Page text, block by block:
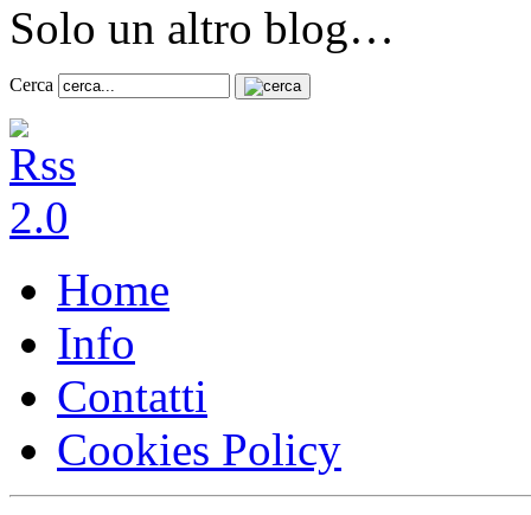
Solo un altro blog…
Cerca
Home
Info
Contatti
Cookies Policy